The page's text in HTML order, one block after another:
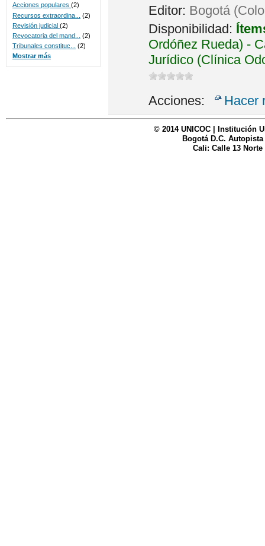
Editor: Bogotá
Disponibilidad:
Ordóñez Rueda) -
Jurídico (Clínica
Acciones: Hacer
Acciones populares (2)
Recursos extraordina...
(2)
Revisión judicial (2)
Revocatoria del mand...
(2)
Tribunales constituc...
(2)
Mostrar más
© 2014 UNICOC | Institución
Bogotá D.C. Autopista
Cali: Calle 13 Norte